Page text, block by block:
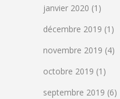
janvier 2020 (1)
décembre 2019 (1)
novembre 2019 (4)
octobre 2019 (1)
septembre 2019 (6)